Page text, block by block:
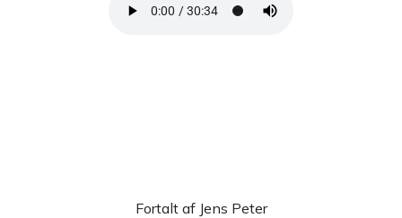
Fortalt af Jens Peter